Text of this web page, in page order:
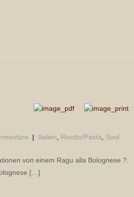
| Italien Risotto/Pasta Soul
von einem Ragu alla Bolognese ?.
[…]